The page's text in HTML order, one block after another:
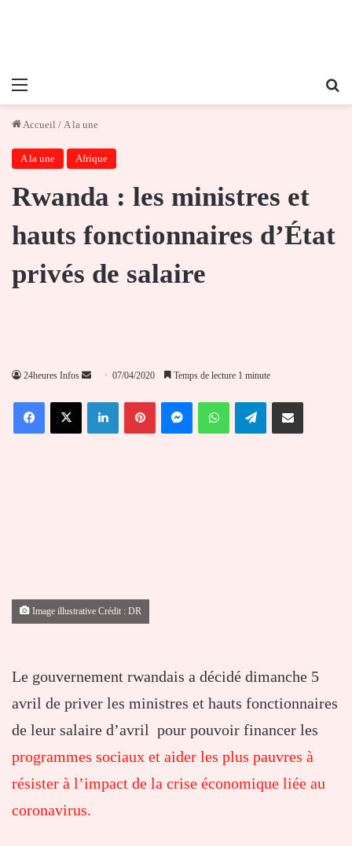
Menu
Accueil / A la une
A la une Afrique
Rwanda : les ministres et
hauts fonctionnaires d’État
privés de salaire
24heures Infos
Envoyer
courriel
07/04/2020 Temps de lecture 1 minute
FacebookX LinkedinPinterestMessengerWhatsAppTelegramPartager par email
Image illustrative Crédit : DR
Le gouvernement rwandais a décidé dimanche 5
avril de priver les ministres et hauts fonctionnaires
de leur salaire d’avril pour pouvoir financer les
programmes sociaux et aider les plus pauvres à
résister à l’impact de la crise économique liée au
coronavirus.